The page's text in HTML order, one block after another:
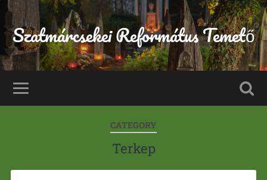
Szatmárcsekei Református Temető
CATEGORY
Terkep